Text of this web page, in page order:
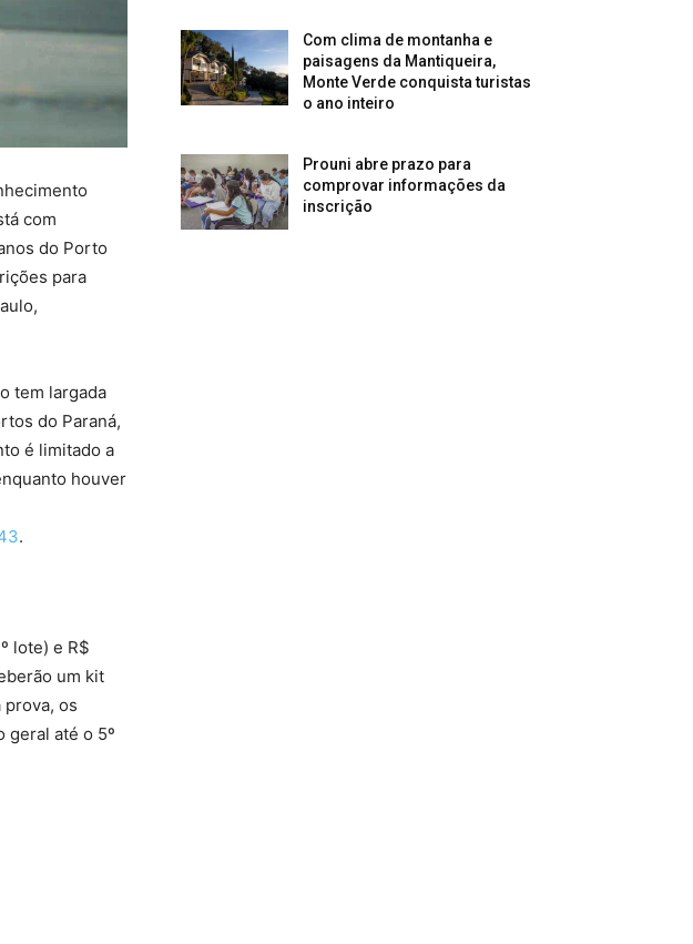
com
do Porto
para
tem largada
do Paraná,
é limitado a
houver
.
lote) e R$
um kit
os
geral até o 5º
Com clima de montanha e
paisagens da Mantiqueira,
Monte Verde conquista turistas
o ano inteiro
Prouni abre prazo para
comprovar informações da
inscrição